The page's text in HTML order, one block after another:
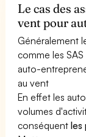
Le cas des
vent pour
Généralement
comme les
auto-
au vent
En effet les
volumes
conséquentles